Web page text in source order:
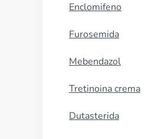
Enclomifeno
Furosemida
Mebendazol
Tretinoina crema
Dutasterida